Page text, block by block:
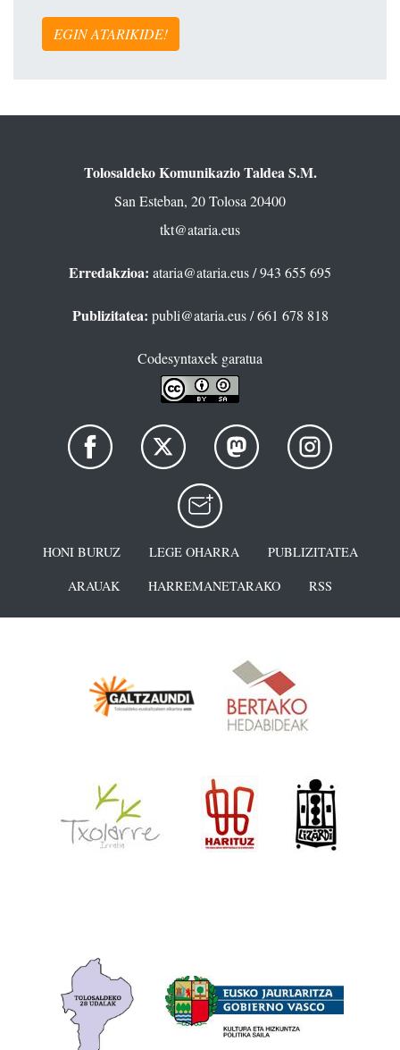
EGIN ATARIKIDE!
Tolosaldeko Komunikazio Taldea S.M.
San Esteban, 20 Tolosa 20400
tkt@ataria.eus
Erredakzioa: ataria@ataria.eus/ 943 655 695
Publizitatea: publi@ataria.eus/ 661 678 818
Codesyntaxek garatua
HONI BURUZ LEGE OHARRA
PUBLIZITATEA
ARAUAK
HARREMANETARAKO RSS